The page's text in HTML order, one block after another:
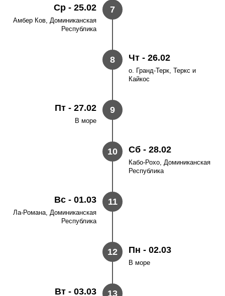
7
Ср - 25.02
Амбер Ков, Доминиканская
Республика
8 Чт - 26.02
о. Гранд-Терк, Теркс и
Кайкос
9
Пт - 27.02
В море
10 Сб - 28.02
Кабо-Рохо, Доминиканская
Республика
11
Вс - 01.03
Ла-Романа, Доминиканская
Республика
12 Пн - 02.03
В море
13
Вт - 03.03